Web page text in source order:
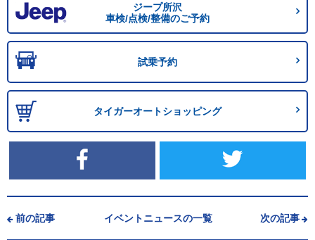
ジープ所沢
車検/点検/整備のご予約
試乗予約
タイガーオートショッピング
前の記事 イベントニュースの一覧 次の記事